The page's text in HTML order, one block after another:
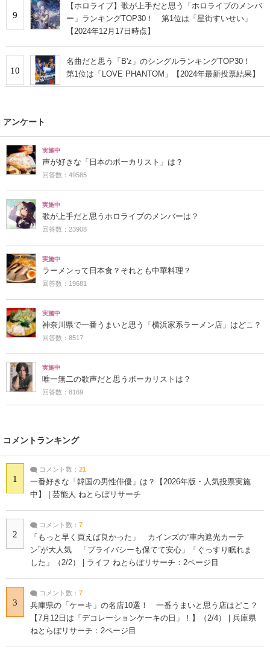
9
【ホロライブ】歌が上手だと思う「ホロライブのメンバ
ー」ランキングTOP30！ 第1位は「星街すいせい」
【2024年12月17日時点】
10
名曲だと思う「B'z」のシングルランキングTOP30！
第1位は「LOVE PHANTOM」【2024年最新投票結果】
アンケート
実施中
声が好きな「日本のボーカリスト」は？
回答数：49585
実施中
歌が上手だと思うホロライブのメンバーは？
回答数：23908
実施中
ラーメンって日本食？それとも中華料理？
回答数：19681
実施中
神奈川県で一番うまいと思う「横浜家系ラーメン店」はどこ？
回答数：8517
実施中
唯一無二の歌声だと思うボーカリストは？
回答数：8169
コメントランキング
1
コメント数： 21
一番好きな「韓国の男性俳優」は？【2026年版・人気投票実施
中】 | 芸能人 ねとらぼリサーチ
2
コメント数： 7
「もっと早く買えば良かった」 カインズの“車内遮光カーテ
ン”が大人気 「プライバシーも保てて安心」「ぐっすり眠れま
した」（2/2） | ライフ ねとらぼリサーチ：2ページ目
3
コメント数： 7
兵庫県の「ケーキ」の名店10選！ 一番うまいと思う店はどこ？
【7月12日は「デコレーションケーキの日」！】（2/4） | 兵庫県
ねとらぼリサーチ：2ページ目